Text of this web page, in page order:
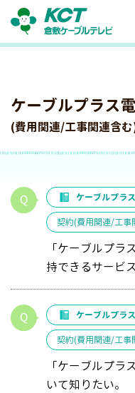
ケーブルプラス
(費用関連/工事関連含む)
ケーブルプラ
契約(費用関連/工事
「ケーブルプラ
持できるサービ
ケーブルプラ
契約(費用関連/工事
「ケーブルプラ
いて知りたい。